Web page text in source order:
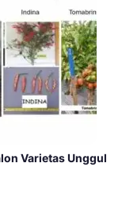
Varietas Unggul